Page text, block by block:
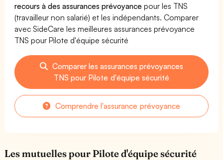
recours à des assurances prévoyance pour les TNS
(travailleur non salarié) et les indépendants. Comparer
avec SideCare les meilleures assurances prévoyance
TNS pour Pilote d'équipe sécurité
Comparer les assurances prévoyances
TNS pour Pilote d'équipe sécurité
Comprendre l'assurance prévoyance
Les mutuelles pour Pilote d'équipe sécurité